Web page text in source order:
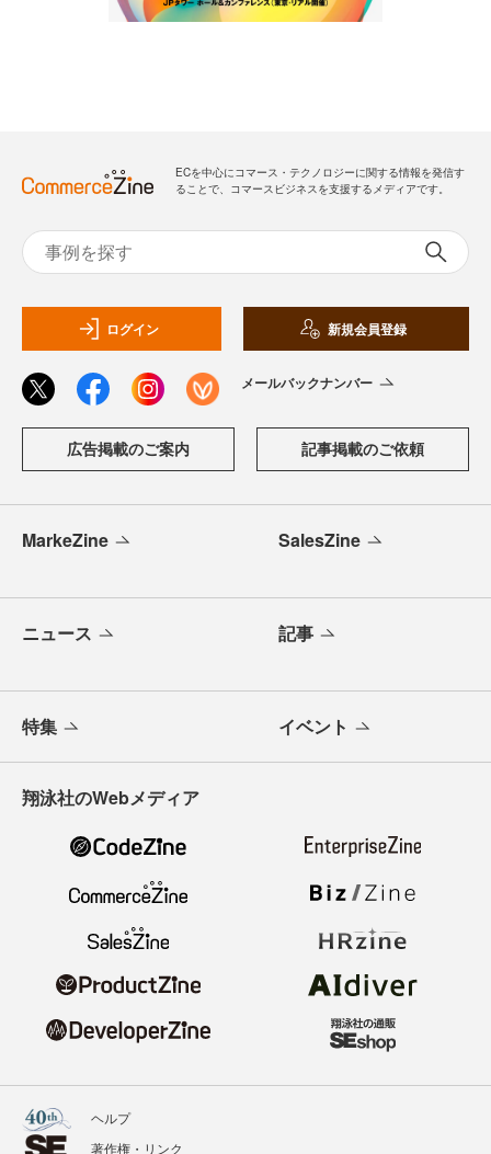
ECを中心にコマース・テクノロジーに関する情報を発信す
ることで、コマースビジネスを支援するメディアです。
ログイン 新規会員登録
メールバックナンバー
広告掲載のご案内 記事掲載のご依頼
MarkeZine SalesZine
ニュース 記事
特集 イベント
翔泳社のWebメディア
ヘルプ
著作権・リンク